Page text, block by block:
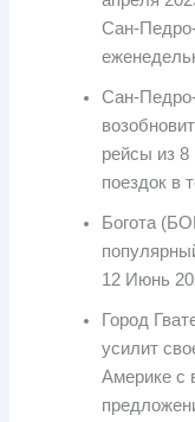
Сан-
Сан-
рейсы из
поездок в
Богота
12 Июнь
Город
усилит
Америке с